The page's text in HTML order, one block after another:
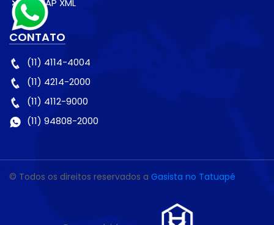
CONTATO
(11) 4114-4004
(11) 4214-2000
(11) 4112-9000
(11) 94808-2000
© Todos os direitos reservados a Gasista no Tatuapé